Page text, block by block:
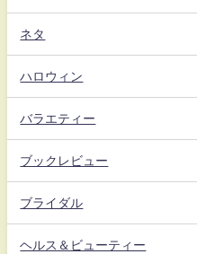
ネタ
ハロウィン
バラエティー
ブックレビュー
ブライダル
ヘルス＆ビューティー